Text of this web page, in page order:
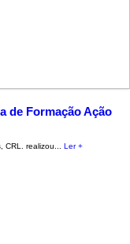
de Formação Ação
CRL. realizou... Ler +